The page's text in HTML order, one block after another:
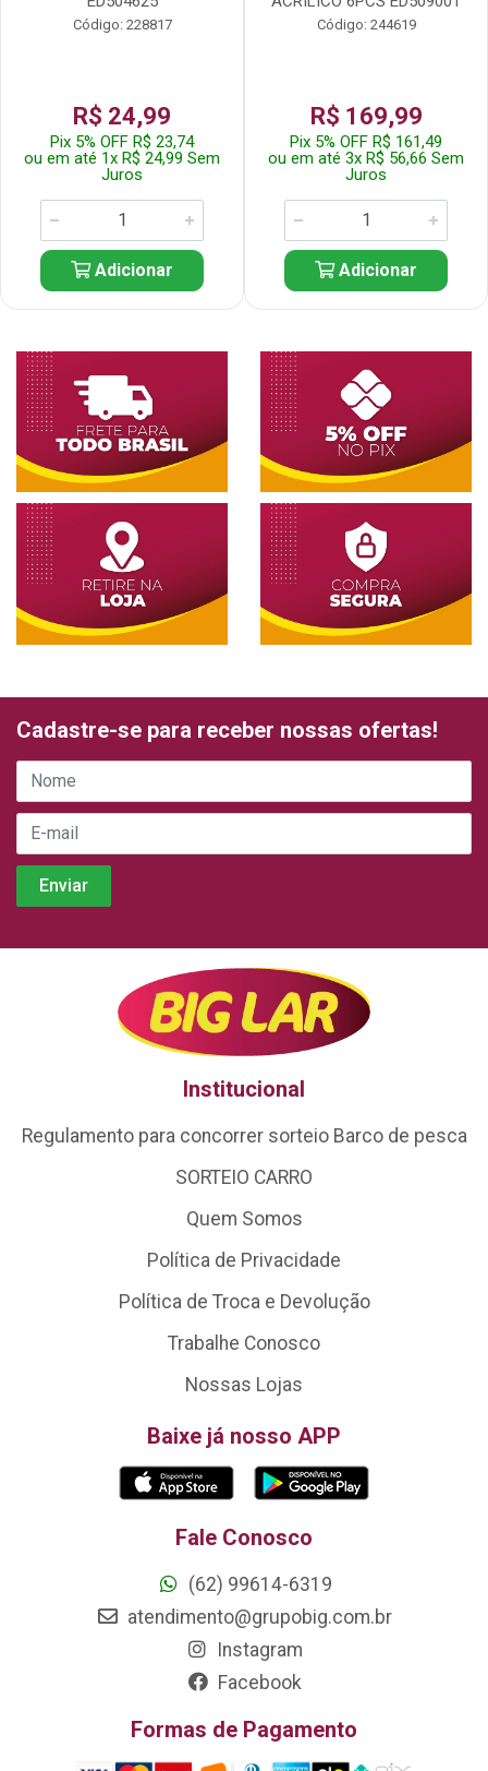
Código: 228817
R$ 24,99
Pix 5% OFF R$ 23,74
ou em até 1x R$ 24,99 Sem
Juros
Adicionar
Código: 244619
R$ 169,99
Pix 5% OFF R$ 161,49
ou em até 3x R$ 56,66 Sem
Juros
Adicionar
Cadastre-se para receber nossas ofertas!
Institucional
Regulamento para concorrer sorteio Barco de pesca
SORTEIO CARRO
Quem Somos
Política de Privacidade
Política de Troca e Devolução
Trabalhe Conosco
Nossas Lojas
Baixe já nosso APP
Fale Conosco
(62) 99614-6319
atendimento@grupobig.com.br
Instagram
Facebook
Formas de Pagamento